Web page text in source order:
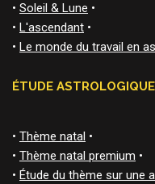
• Soleil & Lune •
• L'ascendant •
• Le monde du travail en
ÉTUDE
• Thème natal •
• Thème natal premium •
• Étude du thème sur une